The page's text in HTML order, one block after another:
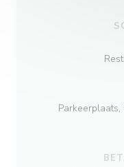
Parkeerplaats,